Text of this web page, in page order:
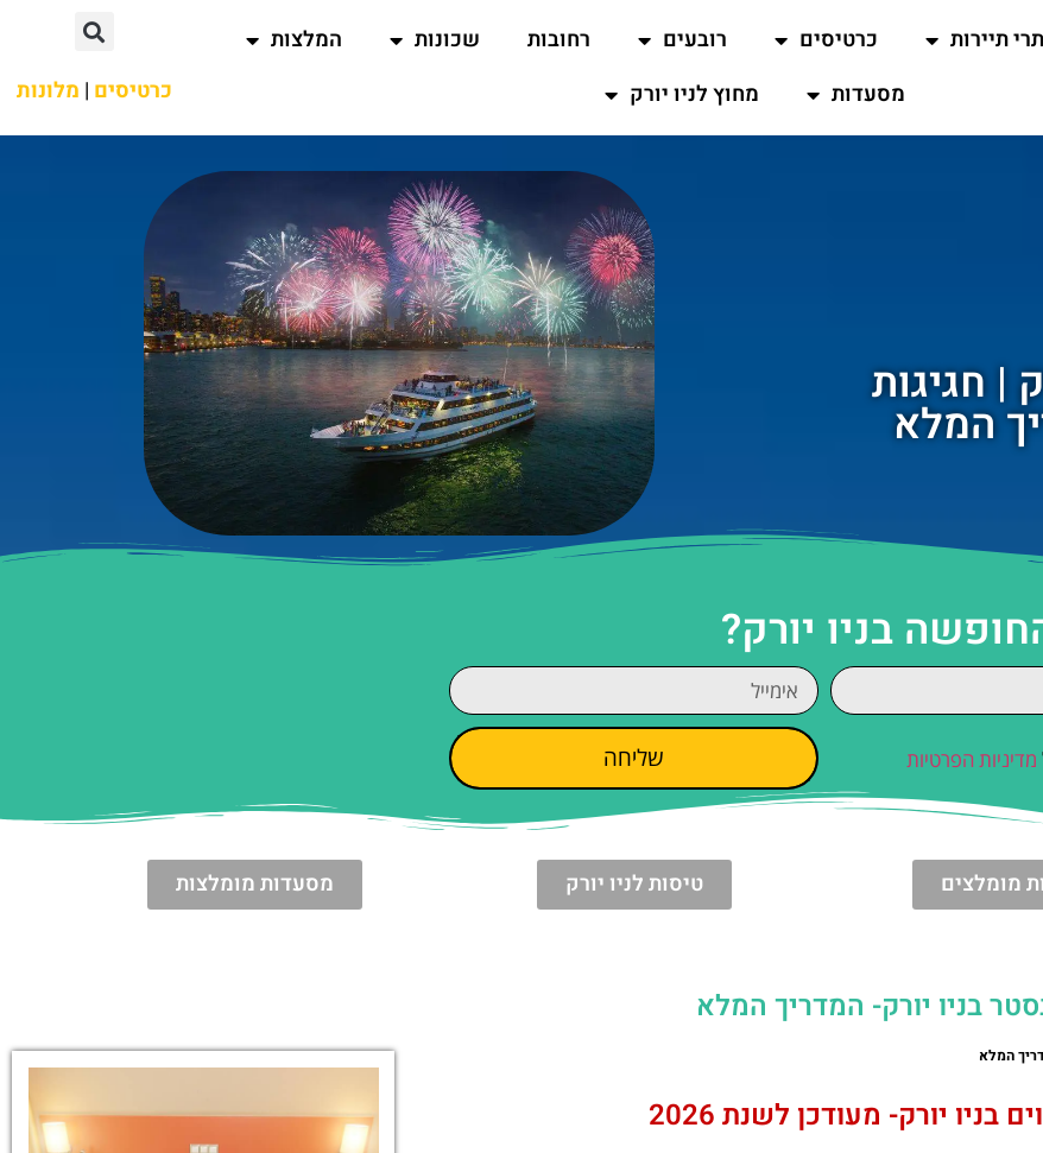
תיירות כרטיסים רובעים רחובות שכונות
המלצות
מסעדות
מחוץ לניו יורק כרטיסים | מלונות
| חגיגות
המלא
בניו יורק?
מדיניות הפרטיות שליחה
מומלצים טיסות לניו יורק מסעדות מומלצות
בניו יורק- המדריך המלא
המלא
יורק- מעודכן לשנת 2026